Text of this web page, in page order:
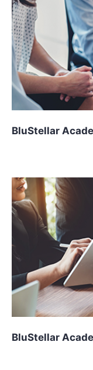
BluStellar
BluStellar